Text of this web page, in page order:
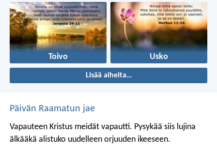
Toivo Usko
Lisää aiheita…
Päivän Raamatun jae
Vapauteen Kristus meidät vapautti. Pysykää siis lujina
älkääkä alistuko uudelleen orjuuden ikeeseen.